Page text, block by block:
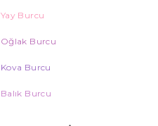
Yay Burcu
Oğlak Burcu
Kova Burcu
Balık Burcu